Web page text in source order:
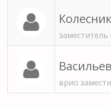
врио